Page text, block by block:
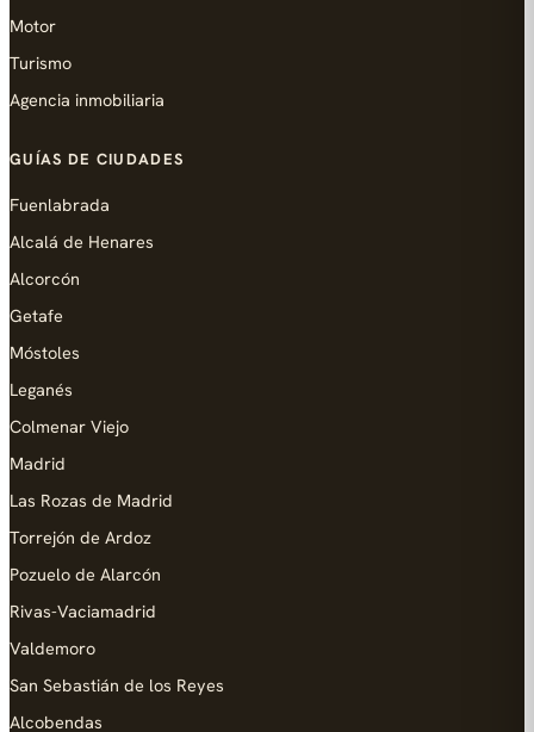
Motor
Turismo
Agencia inmobiliaria
GUÍAS DE CIUDADES
Fuenlabrada
Alcalá de Henares
Alcorcón
Getafe
Móstoles
Leganés
Colmenar Viejo
Madrid
Las Rozas de Madrid
Torrejón de Ardoz
Pozuelo de Alarcón
Rivas-Vaciamadrid
Valdemoro
San Sebastián de los Reyes
Alcobendas